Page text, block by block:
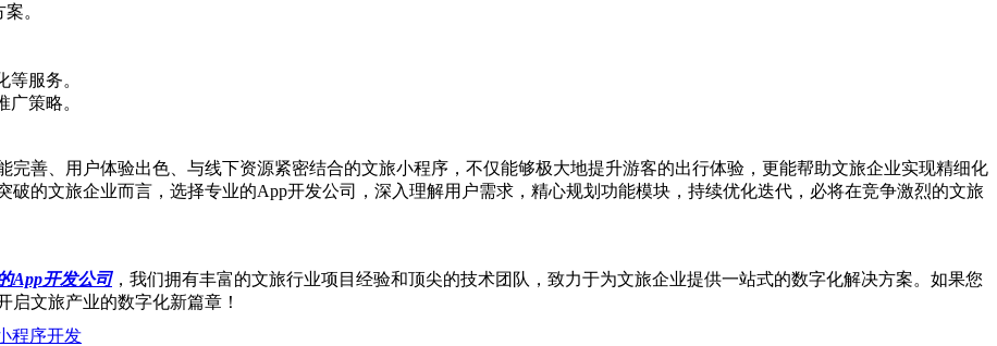
。
服务。
策略。
完善、用户体验出色、与线下资源紧密结合的文旅小程序，不仅能够极大地提升游客的出行体验，更能帮助文旅企业实现精细化
的文旅企业而言，选择专业的App开发公司，深入理解用户需求，精心规划功能模块，持续优化迭代，必将在竞争激烈的文旅
App开发公司，我们拥有丰富的文旅行业项目经验和顶尖的技术团队，致力于为文旅企业提供一站式的数字化解决方案。如果您
文旅产业的数字化新篇章！
程序开发